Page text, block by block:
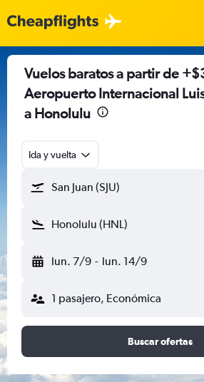
Vuelos baratos a partir de
Aeropuerto Internacional
a Honolulu
Ida y vuelta
San Juan (SJU)
Honolulu (HNL)
lun. 7/9 - lun. 14/9
1 pasajero, Económica
Buscar ofertas